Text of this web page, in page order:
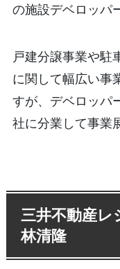
の施設デベロッパ
戸建分譲事業や駐
に関して幅広い事
すが、デベロッパ
社に分業して事業
三井不動産
林清隆